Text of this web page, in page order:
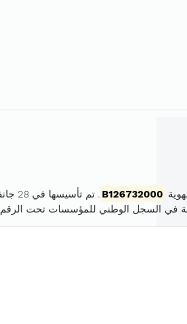
B126732000 . تم تأسيسها في 28 جانفي 2000 برأس مال قدره
في السجل الوطني للمؤسسات تحت الرقم